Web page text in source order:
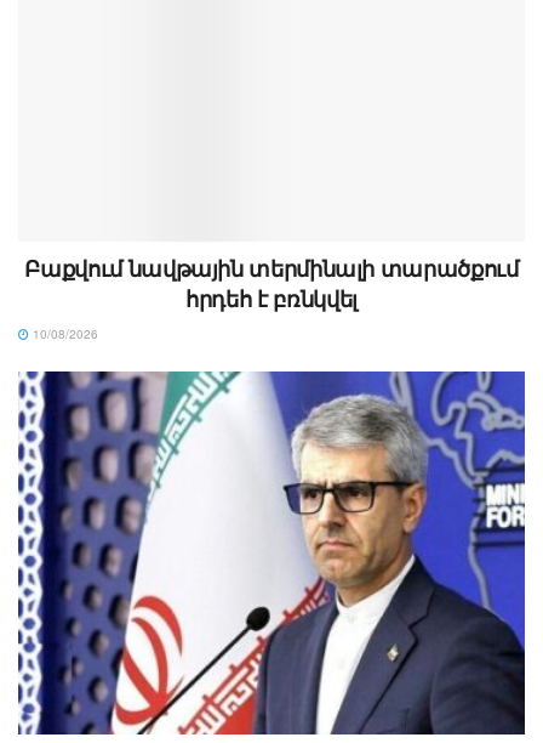
Բաքվում նավթային տերմինալի տարածքում
հրդեհ է բռնկվել
10/08/2026